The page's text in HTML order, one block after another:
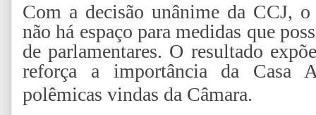
Com a decisão unânime da CCJ,
não há espaço para medidas que
de parlamentares. O resultado
reforça a importância da Casa
polêmicas vindas da Câmara.